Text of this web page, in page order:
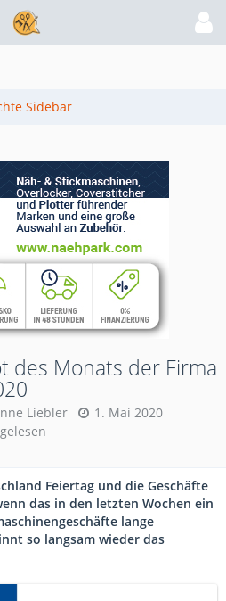
des Monats der Firma
Liebler
1. Mai 2020
Feiertag und die Geschäfte
das in den letzten Wochen ein
lange
so langsam wieder das